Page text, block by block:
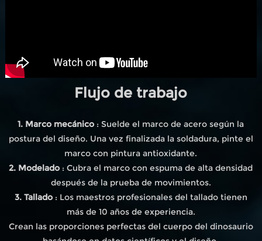
Flujo de trabajo
1. Marco mecánico : Suelde el marco de acero según la
postura del diseño. Una vez finalizada la soldadura, pinte el
marco con pintura antioxidante.
2. Modelado : Cubra el marco con espuma de alta densidad
después de la prueba de movimientos.
3. Tallado: Los maestros profesionales del tallado tienen
más de 10 años de experiencia.
Crean las proporciones perfectas del cuerpo del dinosaurio